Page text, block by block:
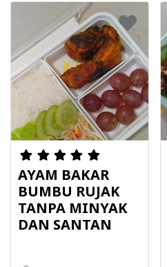
AYAM BAKAR
BUMBU RUJAK
TANPA MINYAK
DAN SANTAN